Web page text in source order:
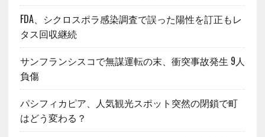
FDA、シクロスポラ感染調査で誤った陽性を訂正もレ
タス回収継続
サンフランシスコで無謀運転の末、衝突事故発生 9人
負傷
パシフィカピア、人気観光スポット突然の閉鎖で町
はどう変わる？